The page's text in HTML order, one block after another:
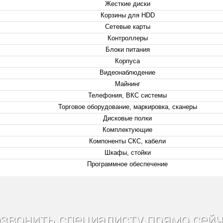
Жесткие диски
Корзины для HDD
Сетевые карты
Контроллеры
Блоки питания
Корпуса
Видеонаблюдение
Майнинг
Телефония, ВКС системы
Торговое оборудование, маркировка, сканеры
Дисковые полки
Комплектующие
Компоненты СКС, кабели
Шкафы, стойки
Программное обеспечение
специалисту прямо